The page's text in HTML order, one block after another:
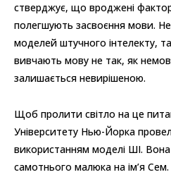
стверджує, що вроджені
полегшують засвоєння мови.
моделей штучного інтелекту,
вивчають мову не так, як
залишається невирішеною.
Щоб пролити світло на це
Університету Нью-Йорка
використанням моделі ШІ. Вона
самотнього малюка на ім’я